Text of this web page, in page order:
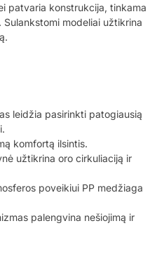
patvaria konstrukcija, tinkama
modeliai užtikrina
leidžia pasirinkti patogiausią
komfortą ilsintis.
užtikrina oro cirkuliaciją ir
poveikiui PP medžiaga
palengvina nešiojimą ir